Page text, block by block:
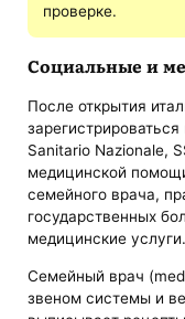
проверке.
Социальные и
После открытия
Sanitario Nazionale,
медицинской
семейного врача,
государственных
медицинские услуги.
Семейный врач
звеном системы и